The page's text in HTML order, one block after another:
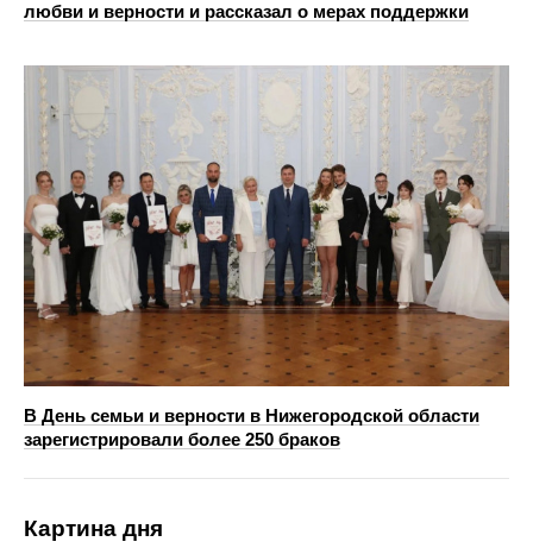
любви и верности и рассказал о мерах поддержки
В День семьи и верности в Нижегородской области
зарегистрировали более 250 браков
Картина дня